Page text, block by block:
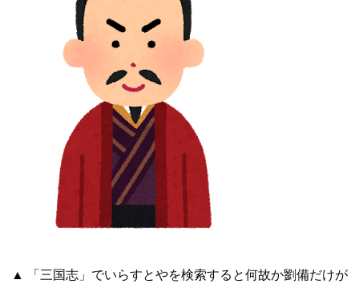
▲ 「三国志」でいらすとやを検索すると何故か劉備だけが